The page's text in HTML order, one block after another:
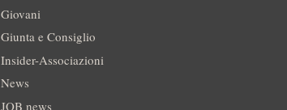
Giovani
Giunta e Consiglio
Insider-Associazioni
News
JOB news